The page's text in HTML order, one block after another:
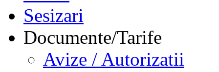
Sesizari
Documente/Tarife
Avize / Autorizatii